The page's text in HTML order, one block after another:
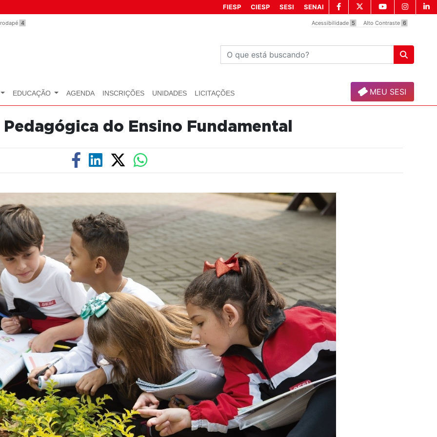
4 Acessibilidade 5 Alto Contraste 6
FIESP CIESP SESI SENAI
EDUCAÇÃO AGENDA INSCRIÇÕES UNIDADES LICITAÇÕES MEU SESI
Pedagógica do Ensino Fundamental